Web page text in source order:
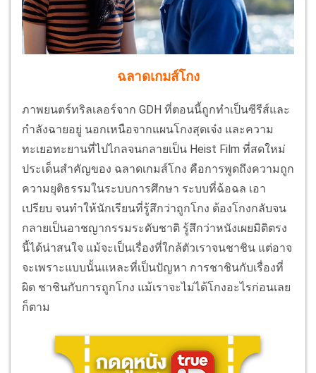
ฉลาดเกมส์โกง
ภาพยนตร์ทริลเลอร์จาก GDH ที่ตอนนี้ถูกทำเป็นซีรีส์และ
กำลังฉายอยู่ นอกเหนือจากแผนโกงสุดเจ๋ง และความ
ทะเยอทะยานที่ไปไกลจนกลายเป็น Heist Film ที่สดใหม่
ประเด็นสำคัญของ ฉลาดเกมส์โกง คือการพูดถึงความถูก
ความยุติธรรมในระบบการศึกษา ระบบที่ฉ้อฉล เอา
เปรียบ จนทำให้นักเรียนที่รู้สึกว่าถูกโกง ต้องโกงกลับจน
กลายเป็นอาชญากรรมระดับชาติ รู้สึกว่าหนังเผยมิติตรง
นี้ได้น่าสนใจ แม้จะเป็นเรื่องที่ใกล้ตัวเราจนชาชิน แต่อาจ
จะเพราะแบบนั้นแหละที่เป็นปัญหา การชาชินกับเรื่องที่
ผิด ชาชินกับการถูกโกง แม้เราจะไม่ได้โกงอะไรก่อนเลย
ก็ตาม